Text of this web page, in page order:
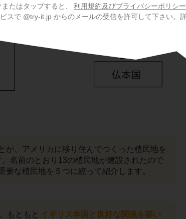
たはタップすると、 利用規約及びプライバシーポリシー
スで @try-it.jp からのメールの受信を許可して下さい。
が、アメリカに移り住んでつくった植民地を
名前のとおり13の植民地が建設されたので
要な植民地を５つに絞って紹介します。
もともと イギリス本国と良好な関係を築い